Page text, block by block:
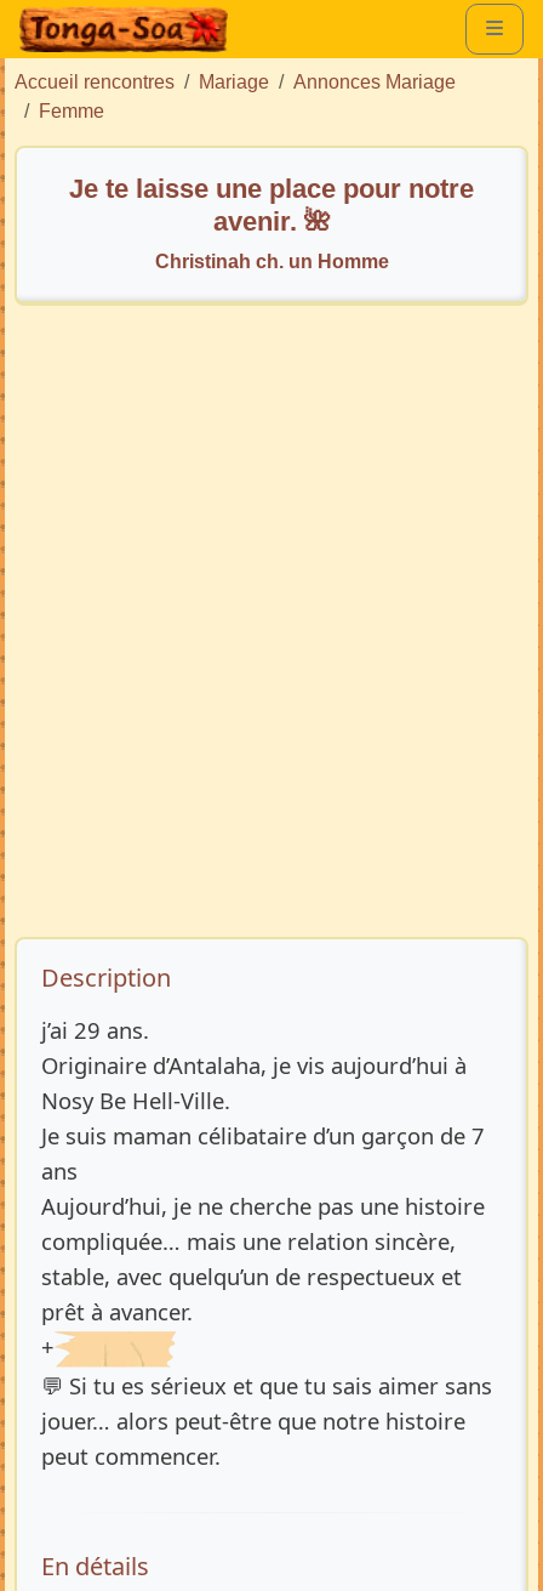
Accueil rencontres Mariage
Annonces Mariage
Femme
Je te laisse une place pour notre
avenir. 🌺
Christinah ch. un Homme
Description de l’annonce
Description
j’ai 29 ans.
Originaire d’Antalaha, je vis aujourd’hui à
Nosy Be Hell-Ville.
Je suis maman célibataire d’un garçon de 7
ans
Aujourd’hui, je ne cherche pas une histoire
compliquée… mais une relation sincère,
stable, avec quelqu’un de respectueux et
prêt à avancer.
+
💬 Si tu es sérieux et que tu sais aimer sans
jouer… alors peut-être que notre histoire
peut commencer.
En détails